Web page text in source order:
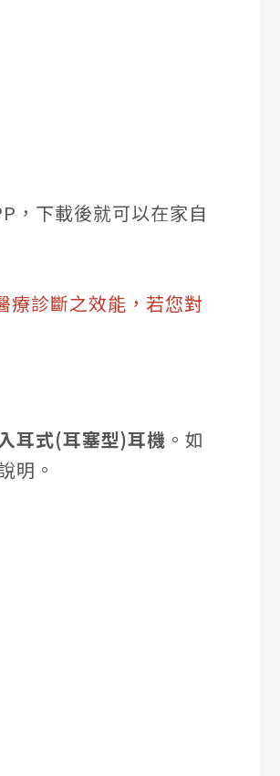
，下載後就可以在家自
療診斷之效能，若您對
耳式(耳塞型)耳機 。如
明。